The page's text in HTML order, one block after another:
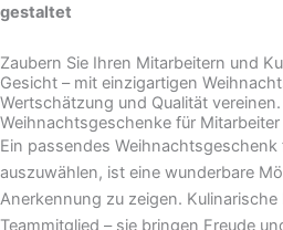
gestaltet
Zaubern Sie Ihren Mitarbeitern und
Gesicht – mit einzigartigen
Wertschätzung und Qualität vereinen.
Weihnachtsgeschenke für Mitarbeiter
Ein passendes
auszuwählen, ist eine wunderbare
Anerkennung zu zeigen. Kulinarische
Teammitglied – sie bringen Freude